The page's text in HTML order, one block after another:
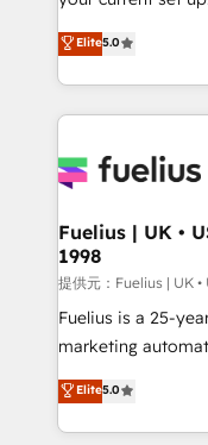
implementations delivered. AI
across ChatGPT,
Innovation
Migration
professionals.
We'll customise
processes. Welcome to our Profile! We can help
with... • CRM
and team training
Custom API
super skilled
Marketing Hub,
(CMS) • ISO/IEC
now... ISO 42001: 2023
'GuardHub'
𝗳𝗼𝗿 𝘁𝗵𝗲 𝗻𝗲𝘅𝘁 𝘀𝘁𝗲𝗽? Click the 👈
𝗯𝘂𝘀𝗶𝗻𝗲𝘀𝘀' button
Elite5.0
Fuelius | UK •
1998
提供元：Fuelius | UK •
Fuelius is a 25-
marketing
enable mid-
maximise their
growth. We modernise platforms, streamline
Elite5.0